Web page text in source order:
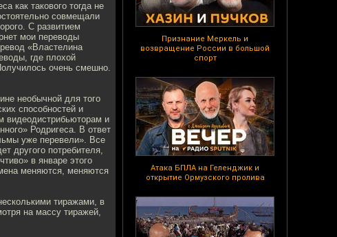
Признание Меркель и
возвращение России в большой
спорт
Атака БПЛА на Геленджик и
открытие Ормузского пролива
как такового тогда не
совмещали
С развитием
мои переводы
«Властелина
где плохой
очень смешно.
необычной для того
способностей и
видеодистрибьюторам и
Родригеса. В ответ
уже перевели». Все
другого потребителя,
в январе этого
меняются, меняются
тиражами, в
на массу тиражей,